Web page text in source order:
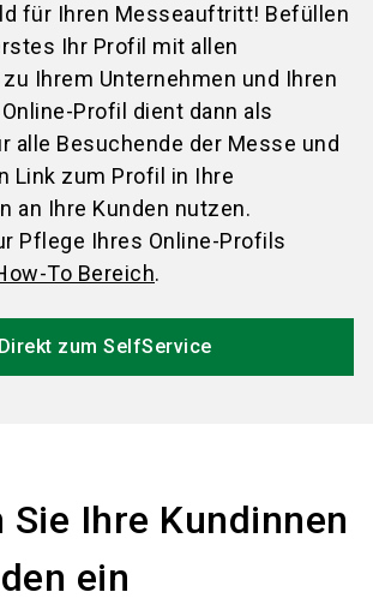
für Ihren Messeauftritt! Befüllen
Ihr Profil mit allen
Ihrem Unternehmen und Ihren
Profil dient dann als
alle Besuchende der Messe und
Link zum Profil in Ihre
an Ihre Kunden nutzen.
Pflege Ihres Online-Profils
To Bereich.
Direkt zum SelfService
Sie Ihre Kundinnen
ein